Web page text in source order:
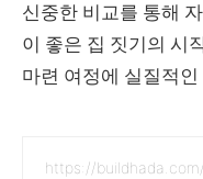
신중한 비교를 통해
이 좋은 집 짓기의 시
마련 여정에 실질적
https://buildhada.com/